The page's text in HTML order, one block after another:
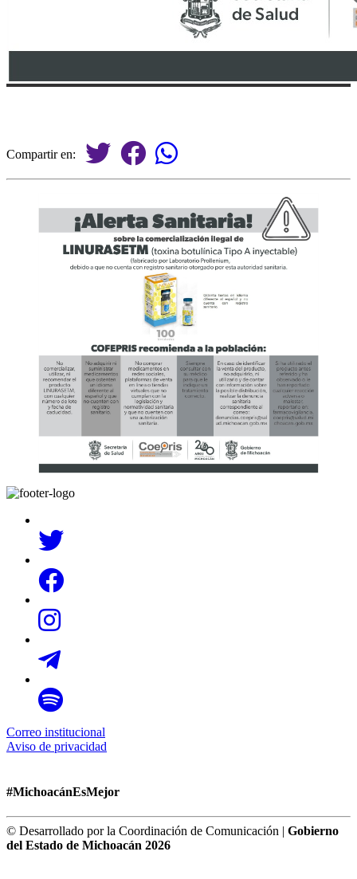
Compartir en:
Correo institucional
Aviso de privacidad
#MichoacánEsMejor
© Desarrollado por la Coordinación de Comunicación | Gobierno
del Estado de Michoacán 2026